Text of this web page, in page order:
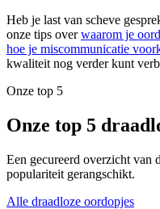
Heb je last van scheve
onze tips overwaarom je
hoe je miscommunicatie
kwaliteit nog verder kunt
Onze top 5
Onze top 5
Een gecureerd overzicht van
populariteit gerangschikt.
Alle draadloze oordopjes